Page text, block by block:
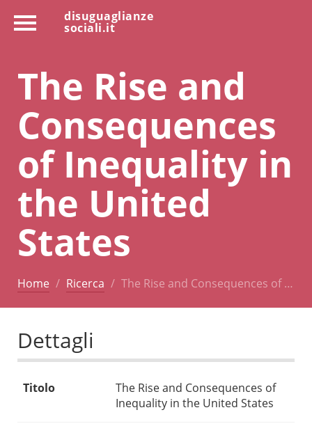
disuguaglianze
sociali.it
The Rise and
Consequences
of Inequality in
the United
States
Home Ricerca The Rise and Consequences of …
Dettagli
Titolo
The Rise and Consequences of
Inequality in the United States